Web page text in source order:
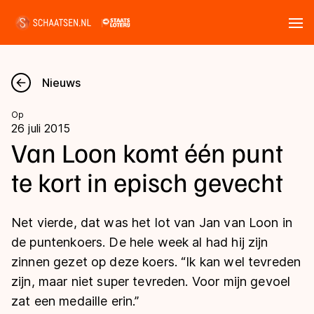
Nieuws
Kalender
Disciplines
Langebaan
Shorttrack
Inlineskaten
Uitslagen
Langebaan
Shorttrack
Marathon
Tijden & historie
Ranglijsten Langebaan
Nieuws
Op
26 juli 2015
Van Loon komt één punt
te kort in episch gevecht
Net vierde, dat was het lot van Jan van Loon in
de puntenkoers. De hele week al had hij zijn
zinnen gezet op deze koers. “Ik kan wel tevreden
zijn, maar niet super tevreden. Voor mijn gevoel
zat een medaille erin.”